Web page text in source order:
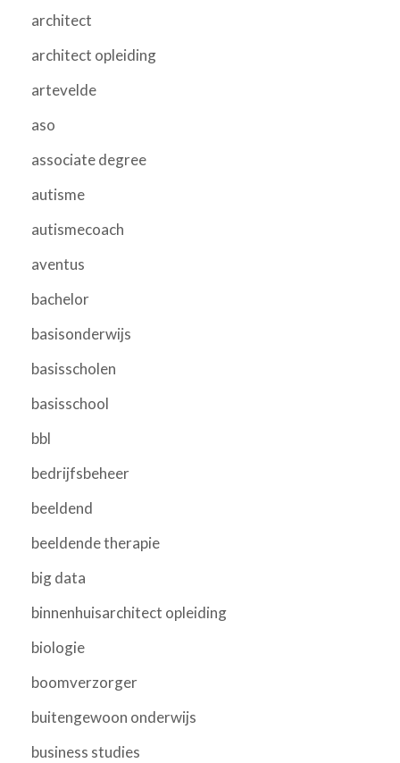
architect
architect opleiding
artevelde
aso
associate degree
autisme
autismecoach
aventus
bachelor
basisonderwijs
basisscholen
basisschool
bbl
bedrijfsbeheer
beeldend
beeldende therapie
big data
binnenhuisarchitect opleiding
biologie
boomverzorger
buitengewoon onderwijs
business studies